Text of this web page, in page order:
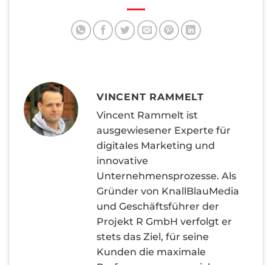
VINCENT RAMMELT
Vincent Rammelt ist
ausgewiesener Experte für
digitales Marketing und
innovative
Unternehmensprozesse. Als
Gründer von KnallBlauMedia
und Geschäftsführer der
Projekt R GmbH verfolgt er
stets das Ziel, für seine
Kunden die maximale